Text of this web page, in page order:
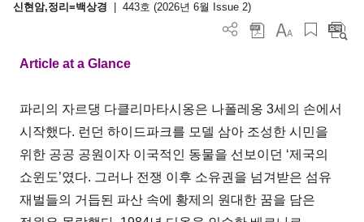
신현암,정리=백상경 443호 (2026년 6월 Issue 2)
Article at a Glance
파리의 자르댕 다클리마타시옹은 나폴레옹 3세의 손에서
시작했다. 런던 하이드파크를 모델 삼아 조성한 시민을
위한 공공 공원이자 이국적인 동물을 선보이던 ‘제국의
쇼윈도’였다. 그러나 전쟁 이후 소유권을 넘겨받은 섬유
재벌들의 거듭된 파산 속에 황제의 원대한 꿈을 담은